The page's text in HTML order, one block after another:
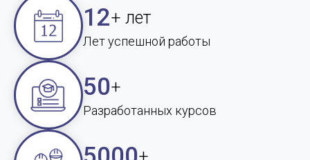
12+ лет
Лет успешной работы
50+
Разработанных курсов